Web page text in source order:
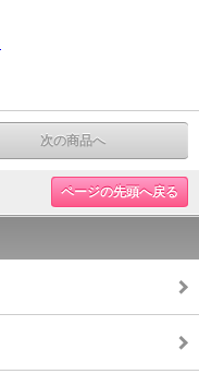
次の商品へ
ページの先頭へ戻る